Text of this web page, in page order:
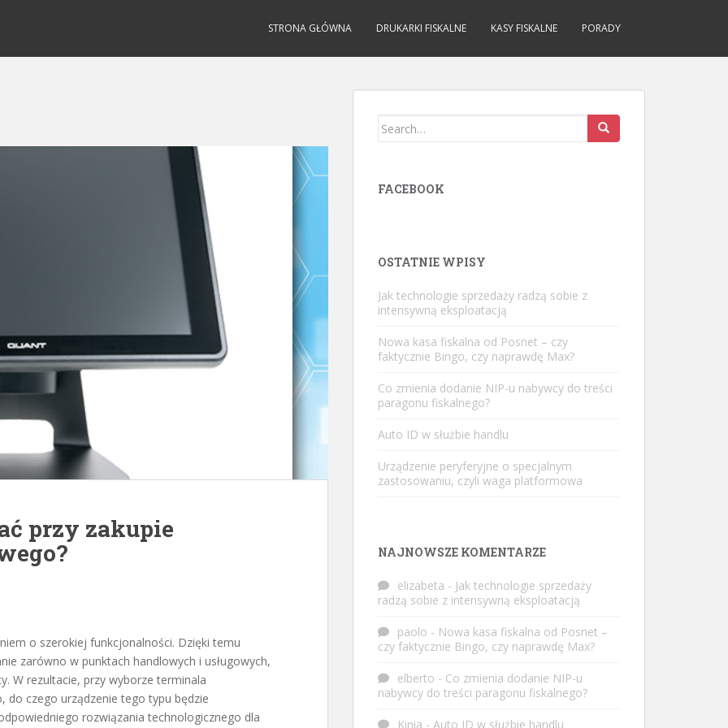
STRONA GŁÓWNA DRUKARKI FISKALNE KASY FISKALNE PORADY
przy zakupie
o szerokiej funkcjonalności. Dzięki temu
zarówno w punktach handlowych i usługowych,
W rezultacie, przy wyborze terminala
do czego urządzenie tego typu będzie
rozwiązania technologicznego dla
Search
FACEBOOK
OSTATNIE WPISY
Jak technologie sprzedaży radzą sobie z
intensywną eksploatacją
Nowa kasa fiskalna od Posnet – czy
faktycznie Bingo, czy naprawdę Max?
Co zmienia dodanie NIP-u nabywcy do treści
paragonu fiskalnego?
Auto ID w służbie handlu
Urządzenie peryferyjne o specjalnym
zastosowaniu, czyli waga platformowa
NAJNOWSZE KOMENTARZE
elizabeta - Jak technologie sprzedaży
radzą sobie z intensywną eksploatacją
paolo - Nowa kasa fiskalna od Posnet –
czy faktycznie Bingo, czy naprawdę Max?
elberto - Co zmienia dodanie NIP-u
nabywcy do treści paragonu fiskalnego?
Kinia - Auto ID w służbie handlu